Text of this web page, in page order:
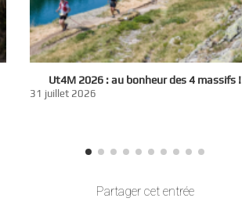
Ut4M 2026 : au bonheur des 4 massifs !
31 juillet 2026
Partager cet entrée